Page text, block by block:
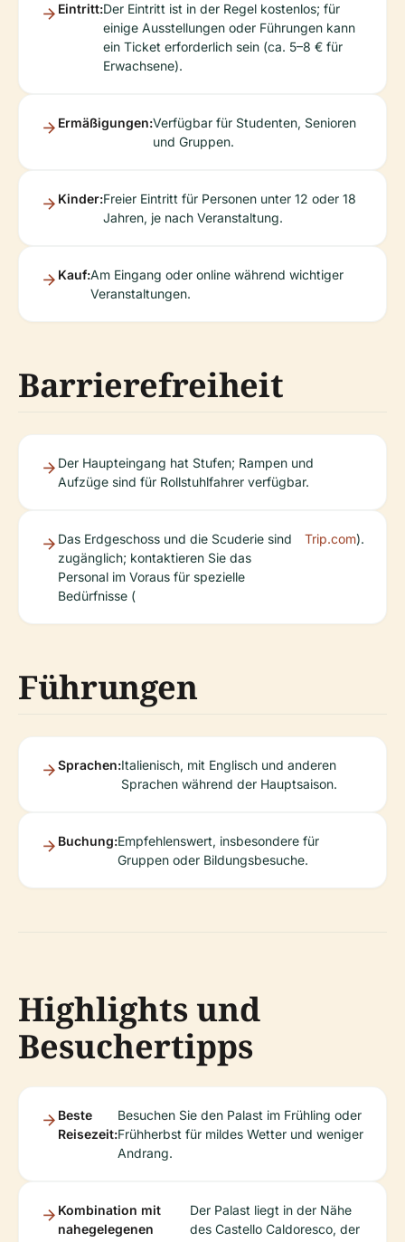
Eintritt:Der Eintritt ist in der Regel kostenlos; für
einige Ausstellungen oder Führungen kann
ein Ticket erforderlich sein (ca. 5–8 € für
Erwachsene).
Ermäßigungen:Verfügbar für Studenten, Senioren
und Gruppen.
Kinder:Freier Eintritt für Personen unter 12 oder 18
Jahren, je nach Veranstaltung.
Kauf:Am Eingang oder online während wichtiger
Veranstaltungen.
Barrierefreiheit
Der Haupteingang hat Stufen; Rampen und
Aufzüge sind für Rollstuhlfahrer verfügbar.
Das Erdgeschoss und die Scuderie sind
zugänglich; kontaktieren Sie das
Personal im Voraus für spezielle
Bedürfnisse (
Trip.com).
Führungen
Sprachen:Italienisch, mit Englisch und anderen
Sprachen während der Hauptsaison.
Buchung:Empfehlenswert, insbesondere für
Gruppen oder Bildungsbesuche.
Highlights und
Besuchertipps
Beste
Reisezeit:
Besuchen Sie den Palast im Frühling oder
Frühherbst für mildes Wetter und weniger
Andrang.
Kombination mit
nahegelegenen
Der Palast liegt in der Nähe
des Castello Caldoresco, der